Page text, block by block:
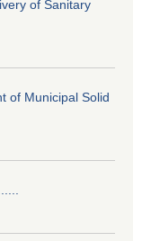
of Sanitary
of Municipal Solid